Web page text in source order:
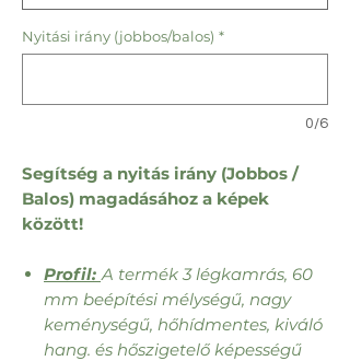
Nyitási irány (jobbos/balos) *
0/6
Segítség a nyitás irány (Jobbos /
Balos) magadásához a képek
között!
Profil: A termék 3 légkamrás, 60
mm beépítési mélységű, nagy
keménységű, hőhídmentes, kiváló
hang. és hőszigetelő képességű